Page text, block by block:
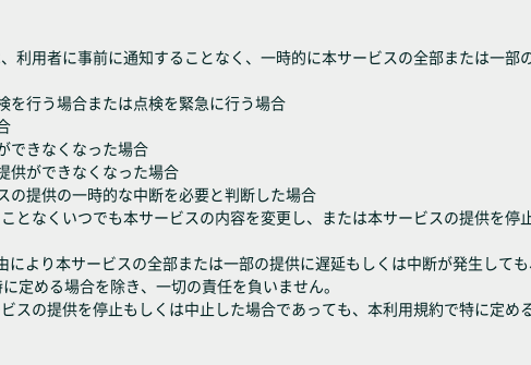
利用者に事前に通知することなく、一時的に本サービスの全部または一部
を行う場合または点検を緊急に行う場合
できなくなった場合
供ができなくなった場合
の提供の一時的な中断を必要と判断した場合
となくいつでも本サービスの内容を変更し、または本サービスの提供を停
より本サービスの全部または一部の提供に遅延もしくは中断が発生して
定める場合を除き、一切の責任を負いません。
の提供を停止もしくは中止した場合であっても、本利用規約で特に定める